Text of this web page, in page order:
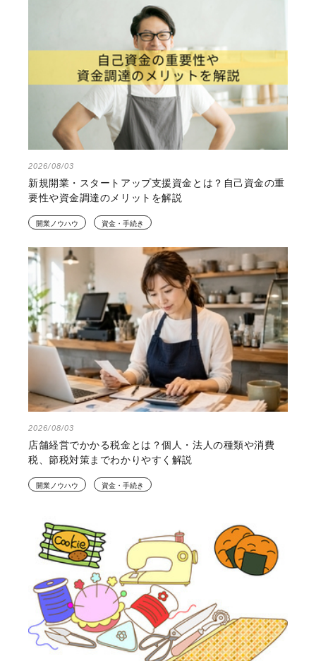
2026/08/03
新規開業・スタートアップ支援資金とは？自己資金の重
要性や資金調達のメリットを解説
開業ノウハウ 資金・手続き
2026/08/03
店舗経営でかかる税金とは？個人・法人の種類や消費
税、節税対策までわかりやすく解説
開業ノウハウ 資金・手続き